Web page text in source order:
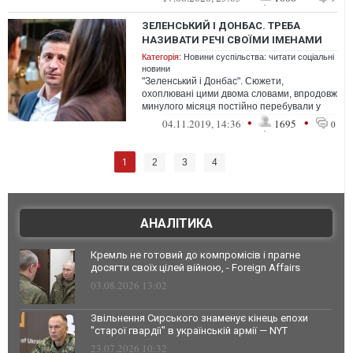
ЗЕЛЕНСЬКИЙ І ДОНБАС. ТРЕБА
НАЗИВАТИ РЕЧІ СВОЇМИ ІМЕНАМИ
Категорія: Новини суспільства: читати соціальні
новини
"Зеленський і Донбас". Сюжети,
охоплювані цими двома словами, впродовж
минулого місяця постійно перебували у
фокусі уваги політиків і журналістів
04.11.2019, 14:36 • 1695 • 0
1 2 3 4
АНАЛІТИКА
Кремль не готовий до компромісів і прагне
досягти своїх цілей війною, - Foreign Affairs
03.08.2026 13:02
Звільнення Сирського знаменує кінець епохи
"старої гвардії" в українській армії — NYT
23.07.2026 10:32